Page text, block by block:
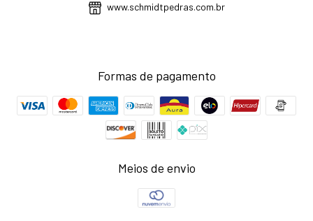
www.schmidtpedras.com.br
Formas de pagamento
Meios de envio